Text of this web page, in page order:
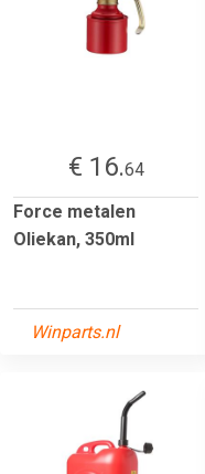
€ 16.64
Force metalen
Oliekan, 350ml
Winparts.nl